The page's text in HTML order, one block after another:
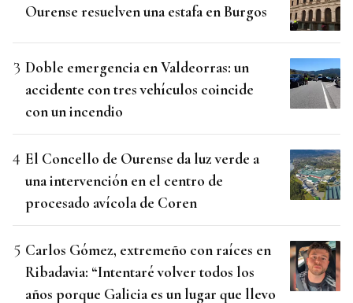
Ourense resuelven una estafa en Burgos
Doble emergencia en Valdeorras: un
accidente con tres vehículos coincide
con un incendio
El Concello de Ourense da luz verde a
una intervención en el centro de
procesado avícola de Coren
Carlos Gómez, extremeño con raíces en
Ribadavia: “Intentaré volver todos los
años porque Galicia es un lugar que llevo